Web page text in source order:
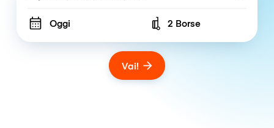
Oggi Number of bags
2 Borse
Vai!